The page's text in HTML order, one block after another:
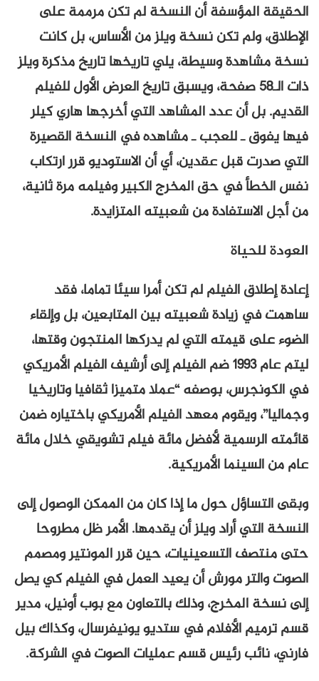
الحقيقة المؤسفة أن النسخة لم تكن مرممة على
الإطلاق، ولم تكن نسخة ويلز من الأساس، بل كانت
نسخة مشاهدة وسيطة، يلي تاريخها تاريخ مذكرة ويلز
ذات الـ58 صفحة، ويسبق تاريخ العرض الأول للفيلم
القديم. بل أن عدد المشاهد التي أخرجها هاري كيلر
فيها يفوق ـ للعجب ـ مشاهده في النسخة القصيرة
التي صدرت قبل عقدين، أي أن الاستوديو قرر ارتكاب
نفس الخطأ في حق المخرج الكبير وفيلمه مرة ثانية،
من أجل الاستفادة من شعبيته المتزايدة.
العودة للحياة
إعادة إطلاق الفيلم لم تكن أمرا سيئا تماما، فقد
ساهمت في زيادة شعبيته بين المتابعين، بل وإلقاء
الضوء على قيمته التي لم يدركها المنتجون وقتها،
ليتم عام 1993 ضم الفيلم إلى أرشيف الفيلم الأمريكي
في الكونجرس، بوصفه “عملا متميزا ثقافيا وتاريخيا
وجماليا”، ويقوم معهد الفيلم الأمريكي باختياره ضمن
قائمته الرسمية لأفضل مائة فيلم تشويقي خلال مائة
عام من السينما الأمريكية.
وبقى التساؤل حول ما إذا كان من الممكن الوصول إلى
النسخة التي أراد ويلز أن يقدمها. الأمر ظل مطروحا
حتى منتصف التسعينيات، حين قرر المونتير ومصمم
الصوت والتر مورش أن يعيد العمل في الفيلم كي يصل
إلى نسخة المخرج، وذلك بالتعاون مع بوب أونيل، مدير
قسم ترميم الأفلام في ستديو يونيفرسال، وكذاك بيل
فارني، نائب رئيس قسم عمليات الصوت في الشركة.